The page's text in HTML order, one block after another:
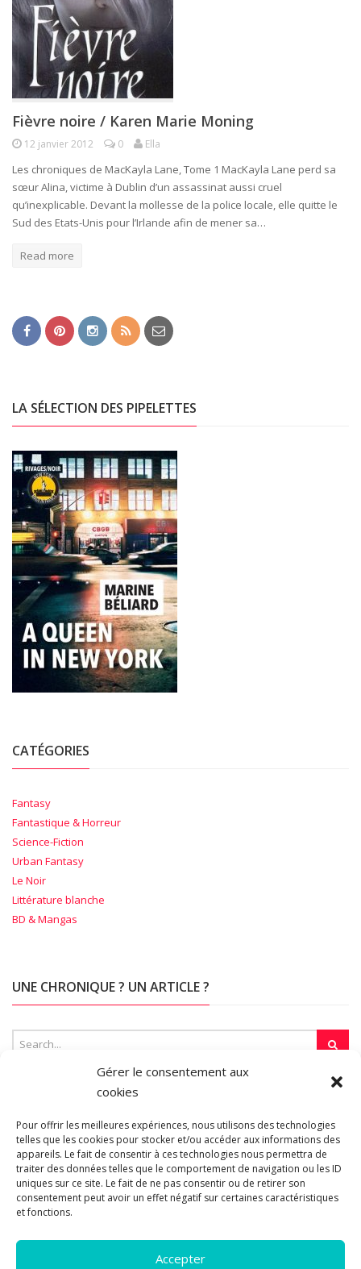
Gérer le consentement aux
cookies
Pour offrir les meilleures expériences, nous utilisons des technologies
telles que les cookies pour stocker et/ou accéder aux informations des
appareils. Le fait de consentir à ces technologies nous permettra de
traiter des données telles que le comportement de navigation ou les ID
uniques sur ce site. Le fait de ne pas consentir ou de retirer son
consentement peut avoir un effet négatif sur certaines caractéristiques
et fonctions.
Accepter
Fièvre noire / Karen Marie Moning
12 janvier 2012 0 Ella
Les chroniques de MacKayla Lane, Tome 1 MacKayla Lane perd sa
sœur Alina, victime à Dublin d’un assassinat aussi cruel
qu’inexplicable. Devant la mollesse de la police locale, elle quitte le
Sud des Etats-Unis pour l’Irlande afin de mener sa…
Read more
LA SÉLECTION DES PIPELETTES
CATÉGORIES
Fantasy
Fantastique & Horreur
Science-Fiction
Urban Fantasy
Le Noir
Littérature blanche
BD & Mangas
UNE CHRONIQUE ? UN ARTICLE ?
SUR LA TOILE…
Blogroll